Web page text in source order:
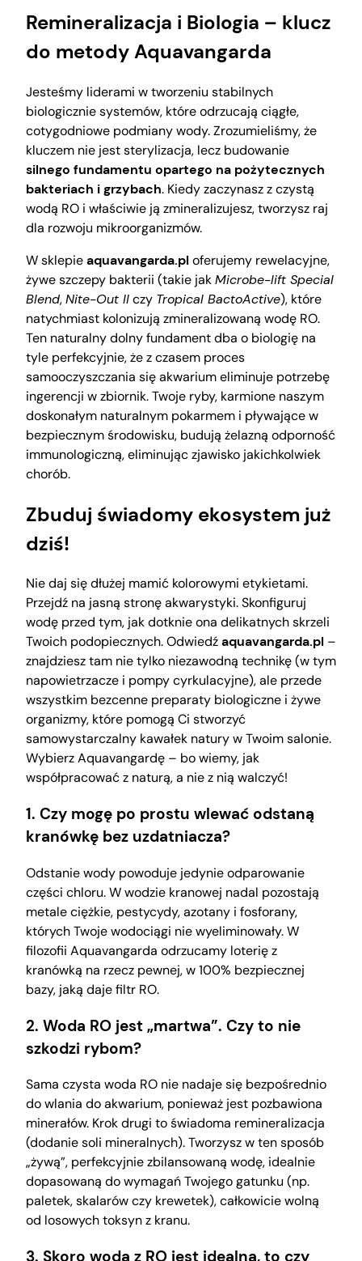
Remineralizacja i Biologia – klucz
do metody Aquavangarda
Jesteśmy liderami w tworzeniu stabilnych
biologicznie systemów, które odrzucają ciągłe,
cotygodniowe podmiany wody. Zrozumieliśmy, że
kluczem nie jest sterylizacja, lecz budowanie
silnego fundamentu opartego na pożytecznych
bakteriach i grzybach. Kiedy zaczynasz z czystą
wodą RO i właściwie ją zmineralizujesz, tworzysz raj
dla rozwoju mikroorganizmów.
W sklepieaquavangarda.ploferujemy rewelacyjne,
żywe szczepy bakterii (takie jakMicrobe-lift Special
Blend,Nite-Out IIczy Tropical BactoActive), które
natychmiast kolonizują zmineralizowaną wodę RO.
Ten naturalny dolny fundament dba o biologię na
tyle perfekcyjnie, że z czasem proces
samooczyszczania się akwarium eliminuje potrzebę
ingerencji w zbiornik. Twoje ryby, karmione naszym
doskonałym naturalnym pokarmem i pływające w
bezpiecznym środowisku, budują żelazną odporność
immunologiczną, eliminując zjawisko jakichkolwiek
chorób.
Zbuduj świadomy ekosystem już
dziś!
Nie daj się dłużej mamić kolorowymi etykietami.
Przejdź na jasną stronę akwarystyki. Skonfiguruj
wodę przed tym, jak dotknie ona delikatnych skrzeli
Twoich podopiecznych. Odwiedźaquavangarda.pl –
znajdziesz tam nie tylko niezawodną technikę (w tym
napowietrzacze i pompy cyrkulacyjne), ale przede
wszystkim bezcenne preparaty biologiczne i żywe
organizmy, które pomogą Ci stworzyć
samowystarczalny kawałek natury w Twoim salonie.
Wybierz Aquavangardę – bo wiemy, jak
współpracować z naturą, a nie z nią walczyć!
1. Czy mogę po prostu wlewać odstaną
kranówkę bez uzdatniacza?
Odstanie wody powoduje jedynie odparowanie
części chloru. W wodzie kranowej nadal pozostają
metale ciężkie, pestycydy, azotany i fosforany,
których Twoje wodociągi nie wyeliminowały. W
filozofii Aquavangarda odrzucamy loterię z
kranówką na rzecz pewnej, w 100% bezpiecznej
bazy, jaką daje filtr RO.
2. Woda RO jest „martwa”. Czy to nie
szkodzi rybom?
Sama czysta woda RO nie nadaje się bezpośrednio
do wlania do akwarium, ponieważ jest pozbawiona
minerałów. Krok drugi to świadoma remineralizacja
(dodanie soli mineralnych). Tworzysz w ten sposób
„żywą”, perfekcyjnie zbilansowaną wodę, idealnie
dopasowaną do wymagań Twojego gatunku (np.
paletek, skalarów czy krewetek), całkowicie wolną
od losowych toksyn z kranu.
3. Skoro woda z RO jest idealna, to czy